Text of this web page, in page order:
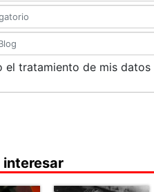
el tratamiento de mis datos
interesar